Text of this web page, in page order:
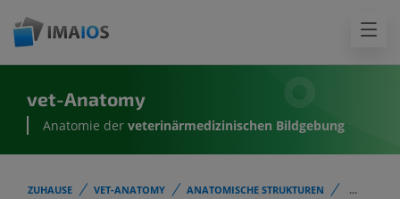
vet-Anatomy
Anatomie der veterinärmedizinischen Bildgebung
ZUHAUSE VET-ANATOMY ANATOMISCHE STRUKTUREN
...